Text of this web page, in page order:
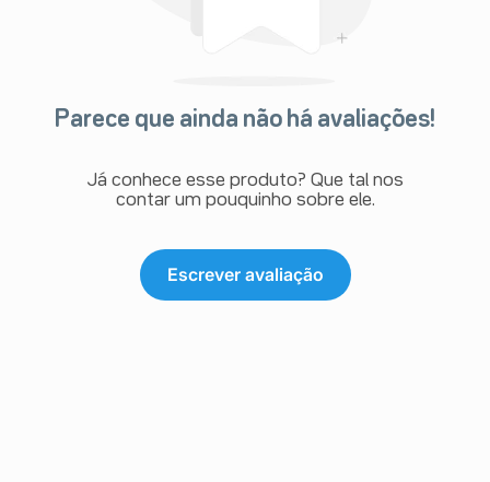
Parece que ainda não há avaliações!
Já conhece esse produto? Que tal nos
contar um pouquinho sobre ele.
Escrever avaliação